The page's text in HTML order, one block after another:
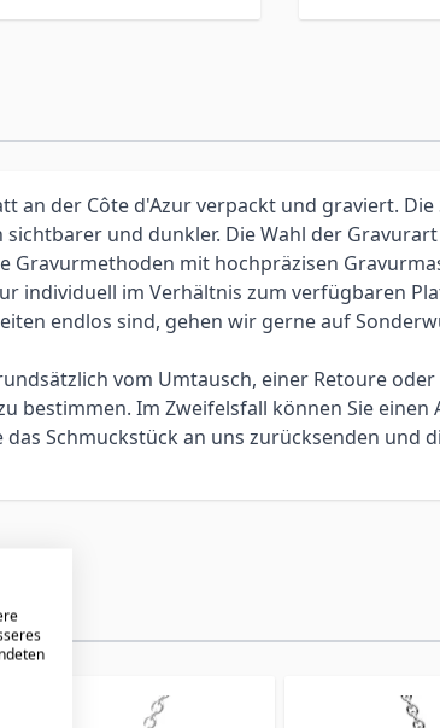
an der Côte d'Azur verpackt und graviert.
sichtbarer und dunkler. Die Wahl der
Gravurmethoden mit hochpräzisen
individuell im Verhältnis zum verfügbaren
endlos sind, gehen wir gerne auf
vom Umtausch, einer Retoure
bestimmen. Im Zweifelsfall können Sie
das Schmuckstück an uns zurücksenden